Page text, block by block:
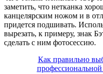
заметить, что нетканка
канцелярским ножом и в
придется подшивать.
вырезать, к примеру, знак
сделать с ним фотосессию.
Как правильно